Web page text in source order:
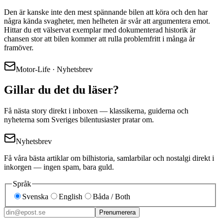
Den är kanske inte den mest spännande bilen att köra och den har
några kända svagheter, men helheten är svår att argumentera emot.
Hittar du ett välservat exemplar med dokumenterad historik är
chansen stor att bilen kommer att rulla problemfritt i många år
framöver.
Motor-Life · Nyhetsbrev
Gillar du det du läser?
Få nästa story direkt i inboxen — klassikerna, guiderna och
nyheterna som Sveriges bilentusiaster pratar om.
Nyhetsbrev
Få våra bästa artiklar om bilhistoria, samlarbilar och nostalgi direkt i
inkorgen — ingen spam, bara guld.
Språk
Svenska
English Båda / Both
Prenumerera